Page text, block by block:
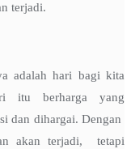
terjadi.
adalah hari bagi kita
itu berharga yang
dan dihargai. Dengan
akan terjadi, tetapi